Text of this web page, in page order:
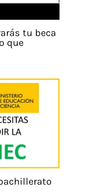
tu beca
que